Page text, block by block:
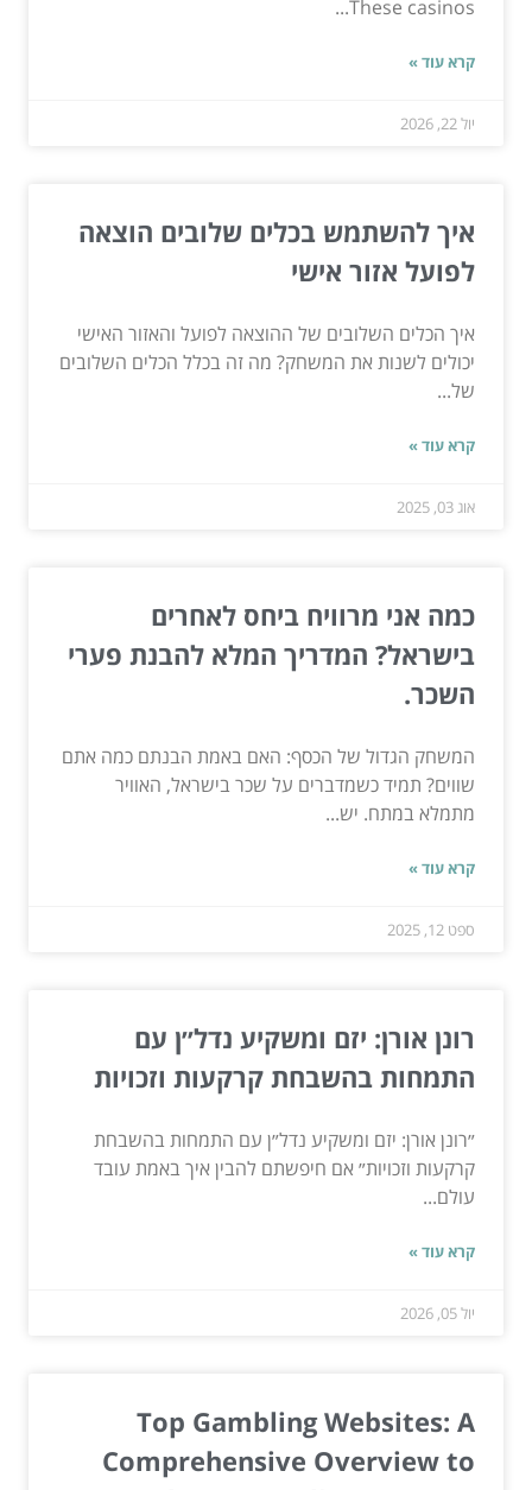
These casinos...
קרא עוד »
יול 22, 2026
איך להשתמש בכלים שלובים הוצאה
לפועל אזור אישי
איך הכלים השלובים של ההוצאה לפועל והאזור האישי
יכולים לשנות את המשחק? מה זה בכלל הכלים השלובים
של...
קרא עוד »
אוג 03, 2025
כמה אני מרוויח ביחס לאחרים
בישראל? המדריך המלא להבנת פערי
השכר.
המשחק הגדול של הכסף: האם באמת הבנתם כמה אתם
שווים? תמיד כשמדברים על שכר בישראל, האוויר
מתמלא במתח. יש...
קרא עוד »
ספט 12, 2025
רונן אורן: יזם ומשקיע נדל״ן עם
התמחות בהשבחת קרקעות וזכויות
״רונן אורן: יזם ומשקיע נדל״ן עם התמחות בהשבחת
קרקעות וזכויות״ אם חיפשתם להבין איך באמת עובד
עולם...
קרא עוד »
יול 05, 2026
Top Gambling Websites: A
Comprehensive Overview to